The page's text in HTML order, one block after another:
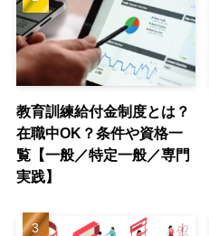
教育訓練給付金制度とは？
在職中OK？条件や資格一
覧【一般／特定一般／専門
実践】